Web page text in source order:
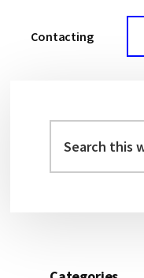
Contacting
Primary
Sidebar
this
website